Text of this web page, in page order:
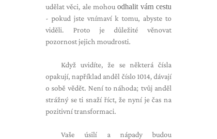
udělat věci, ale mohou odhalit vám cestu
- pokud jste vnímaví k tomu, abyste to
viděli. Proto je důležité věnovat
pozornost jejich moudrosti.
Když uvidíte, že se některá čísla
opakují, například anděl číslo 1014, dávají
o sobě vědět. Není to náhoda; tvůj anděl
strážný se ti snaží říct, že nyní je čas na
pozitivní transformaci.
Vaše úsilí a nápady budou